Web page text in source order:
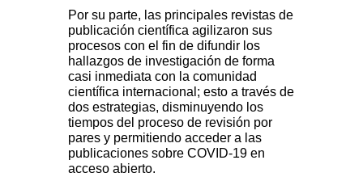
Por su parte, las principales revistas de
publicación científica agilizaron sus
procesos con el fin de difundir los
hallazgos de investigación de forma
casi inmediata con la comunidad
científica internacional; esto a través de
dos estrategias, disminuyendo los
tiempos del proceso de revisión por
pares y permitiendo acceder a las
publicaciones sobre COVID-19 en
acceso abierto.